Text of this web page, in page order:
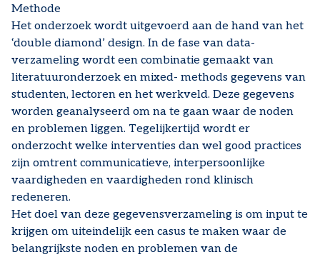
Methode
Het onderzoek wordt uitgevoerd aan de hand van het
‘double diamond’ design. In de fase van data-
verzameling wordt een combinatie gemaakt van
literatuuronderzoek en mixed- methods gegevens van
studenten, lectoren en het werkveld. Deze gegevens
worden geanalyseerd om na te gaan waar de noden
en problemen liggen. Tegelijkertijd wordt er
onderzocht welke interventies dan wel good practices
zijn omtrent communicatieve, interpersoonlijke
vaardigheden en vaardigheden rond klinisch
redeneren.
Het doel van deze gegevensverzameling is om input te
krijgen om uiteindelijk een casus te maken waar de
belangrijkste noden en problemen van de